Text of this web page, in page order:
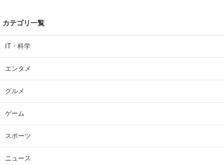
カテゴリ一覧
IT・科学
エンタメ
グルメ
ゲーム
スポーツ
ニュース